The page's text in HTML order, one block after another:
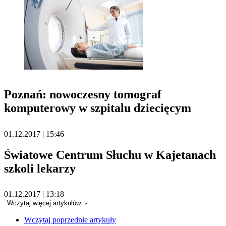
Poznań: nowoczesny tomograf
komputerowy w szpitalu dziecięcym
01.12.2017 | 15:46
Światowe Centrum Słuchu w Kajetanach
szkoli lekarzy
01.12.2017 | 13:18
Wczytaj więcej artykułów
Wczytaj poprzednie artykuły